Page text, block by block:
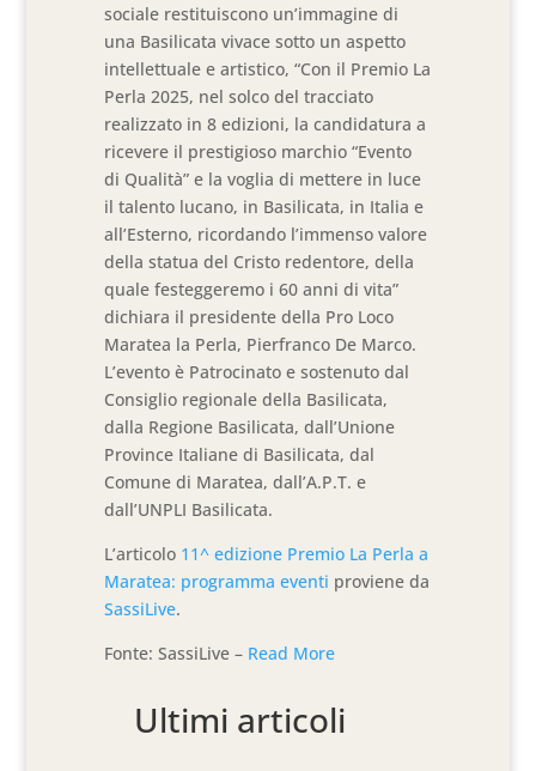
sociale restituiscono un’immagine di
una Basilicata vivace sotto un aspetto
intellettuale e artistico, “Con il Premio La
Perla 2025, nel solco del tracciato
realizzato in 8 edizioni, la candidatura a
ricevere il prestigioso marchio “Evento
di Qualità” e la voglia di mettere in luce
il talento lucano, in Basilicata, in Italia e
all’Esterno, ricordando l’immenso valore
della statua del Cristo redentore, della
quale festeggeremo i 60 anni di vita”
dichiara il presidente della Pro Loco
Maratea la Perla, Pierfranco De Marco.
L’evento è Patrocinato e sostenuto dal
Consiglio regionale della Basilicata,
dalla Regione Basilicata, dall’Unione
Province Italiane di Basilicata, dal
Comune di Maratea, dall’A.P.T. e
dall’UNPLI Basilicata.
L’articolo 11^ edizione Premio La Perla a
Maratea: programma eventi proviene da
SassiLive.
Fonte: SassiLive – Read More
Ultimi articoli